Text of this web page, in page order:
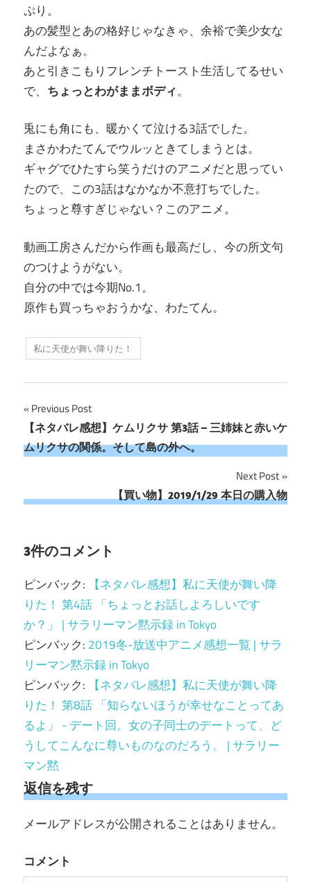
ぷり。
あの髪型とあの格好じゃなきゃ、余裕で美少女な
んだよなぁ。
あと引きこもりフレンチトースト生活してるせい
で、 ちょっとわがままボディ。
兎にも角にも、暖かくて泣ける3話でした。
まさかわたてんでウルッときてしまうとは。
ギャグでひたすら笑うだけのアニメだと思ってい
たので、この3話はなかなか不意打ちでした。
ちょっと尊すぎじゃない？このアニメ。
動画工房さんだから作画も最高だし、今の所文句
のつけようがない。
自分の中では今期No.1。
原作も買っちゃおうかな、わたてん。
私に天使が舞い降りた！
投
稿
ビ
ー
シ
ョ
ン
Previous Post
【ネタバレ感想】ケムリクサ 第3話 – 三姉妹と赤いケ
ムリクサの関係。そして島の外へ。
Next Post
【買い物】2019/1/29 本日の購入物
3件のコメント
ピンバック: 【ネタバレ感想】私に天使が舞い降
りた！ 第4話 「ちょっとお話しよろしいです
か？」 | サラリーマン黙示録 in Tokyo
ピンバック: 2019冬-放送中アニメ感想一覧 | サラ
リーマン黙示録 in Tokyo
ピンバック: 【ネタバレ感想】私に天使が舞い降
りた！ 第8話 「知らないほうが幸せなことってあ
るよ」 - デート回。女の子同士のデートって、ど
うしてこんなに尊いものなのだろう。 | サラリー
マン黙
返信を残す
メールアドレスが公開されることはありません。
コメント